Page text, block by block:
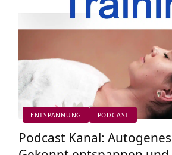
ENTSPANNUNG PODCAST
Podcast Kanal: